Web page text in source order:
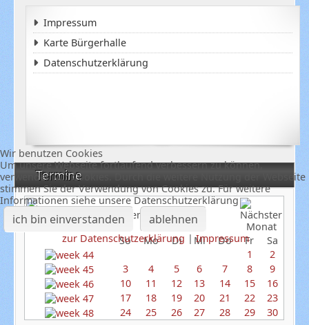
Termine
November 2024
So
Mo Di Mi Do Fr
Sa
1
2
3
4 5 6 7 8
9
10
11 12 13 14 15
16
17
18 19 20 21 22
23
24
25 26 27 28 29 30
Impressum
Karte Bürgerhalle
Datenschutzerklärung
Wir benutzen Cookies
Um unsere Webseite fortlaufend verbessern zu können,
verwenden wir Cookies. Durch die weitere Nutzung der Webseite
stimmen Sie der Verwendung von Cookies zu. Für weitere
Informationen siehe unsere Datenschutzerklärung
ich bin einverstanden ablehnen
zur Datenschutzerklärung |Impressum